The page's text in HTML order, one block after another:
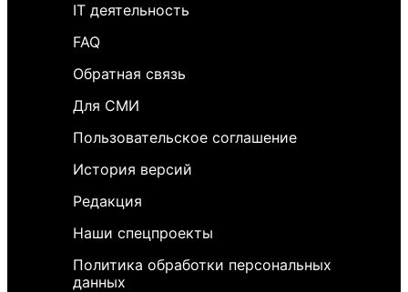
IT деятельность
FAQ
Обратная связь
Для СМИ
Пользовательское соглашение
История версий
Редакция
Наши спецпроекты
Политика обработки персональных
данных